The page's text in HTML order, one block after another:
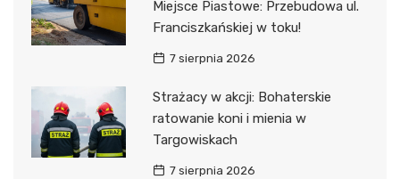
Miejsce Piastowe: Przebudowa ul.
Franciszkańskiej w toku!
7 sierpnia 2026
Strażacy w akcji: Bohaterskie
ratowanie koni i mienia w
Targowiskach
7 sierpnia 2026